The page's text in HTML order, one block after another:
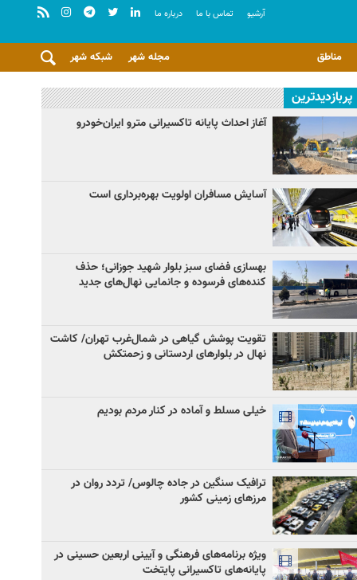
آرشيو تماس با ما درباره ما
مناطق شبکه شهر مجله شهر
پربازدیدترین
آغاز احداث پایانه تاکسیرانی مترو ایران‌خودرو
آسایش مسافران اولویت بهره‌برداری است
بهسازی فضای سبز بلوار شهید جوزانی؛ حذف
کنده‌های فرسوده و جانمایی نهال‌های جدید
تقویت پوشش گیاهی در شمال‌غرب تهران/ کاشت
نهال در بلوارهای اردستانی و زحمتکش
خیلی مسلط و آماده در کنار مردم بودیم
ترافیک سنگین در جاده چالوس/ تردد روان در
مرزهای زمینی کشور
ویژه برنامه‌های فرهنگی و آیینی اربعین حسینی در
پایانه‌های تاکسیرانی پایتخت